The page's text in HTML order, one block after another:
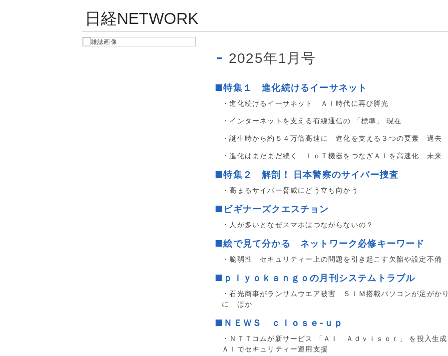
日経NETWORK
2025年1月号
■特集１ 進化続けるイーサネット
・進化続けるイーサネット ＡＩ時代に再び脚光
・インターネットを支える有線通信の 「標準」 現在
・誕生時から約５４万倍高速に 進化を支える３つの要素 過去
・進化はまだまだ続く ＩｏＴ機器をつなぎＡＩを高速化 未来
■特集２ 解剖！ 日本警察のサイバー捜査
・高まるサイバー脅威にどう立ち向かう
■ビギナーズクエスチョン
・人が多いとなぜスマホはつながらないの？
■絵で見て分かる ネットワーク必修キーワード
・脆弱性 セキュリティー上の問題を引き起こす欠陥や設定不備
■ｐｉｙｏｋａｎｇｏの月刊システムトラブル
・石光商事がランサムウエア被害 ＳＩＭ搭載パソコンが足がかり
に ほか
■ＮＥＷＳ ｃｌｏｓｅ‐ｕｐ
・ＮＴＴコムが新サービス 「ＡＩ Ａｄｖｉｓｏｒ」 を投入生成
ＡＩでセキュリティー運用支援